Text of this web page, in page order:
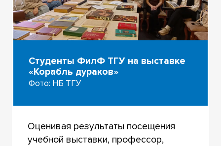
Студенты ФилФ ТГУ на выставке
«Корабль дураков»
Фото: НБ ТГУ
Оценивая результаты посещения
учебной выставки, профессор,